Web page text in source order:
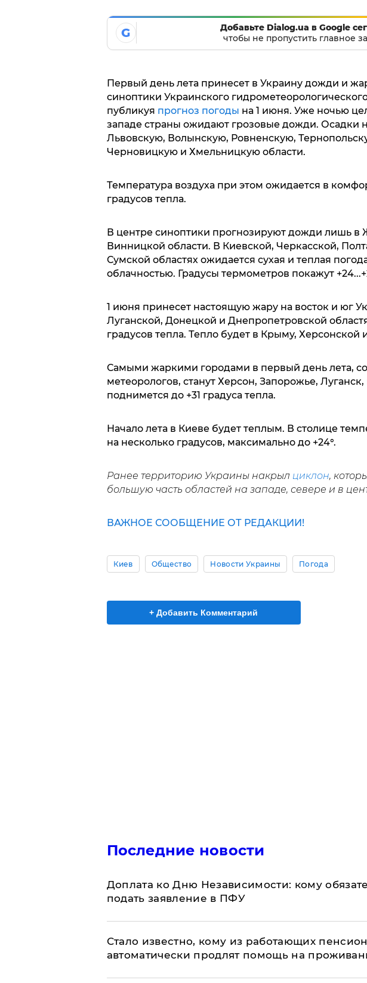
G
Добавьте Dialog.ua в Google
чтобы не пропустить главное
Первый день лета принесет в Украину дожди и
синоптики Украинского
публикуя прогноз погоды на 1 июня. Уже ночью
западе страны ожидают грозовые дожди. Осадки
Львовскую, Волынскую, Ровненскую,
Черновицкую и Хмельницкую области.
Температура воздуха при этом ожидается в
градусов тепла.
В центре синоптики прогнозируют дожди лишь в
Винницкой области. В Киевской, Черкасской,
Сумской областях ожидается сухая и теплая
облачностью. Градусы термометров покажут
1 июня принесет настоящую жару на восток и юг
Луганской, Донецкой и Днепропетровской
градусов тепла. Тепло будет в Крыму, Херсонской
Самыми жаркими городами в первый день лета,
метеорологов, станут Херсон, Запорожье, Луганск,
поднимется до +31 градуса тепла.
Начало лета в Киеве будет теплым. В столице
на несколько градусов, максимально до +24°.
Ранее территорию Украины накрыл циклон,
большую часть областей на западе, севере и в
ВАЖНОЕ СООБЩЕНИЕ ОТ РЕДАКЦИИ!
Киев Общество Новости Украины Погода
+ Добавить Комментарий
Последние новости
Доплата ко Дню Независимости: кому
подать заявление в ПФУ
Стало известно, кому из работающих
автоматически продлят помощь на